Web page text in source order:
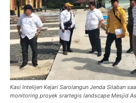
Kasi Intelijen Kejari Sarolangun Jenda Silaban
monitoring proyek srartegis landscape Mesjid